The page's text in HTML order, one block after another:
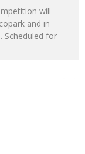
will
and in
Scheduled for